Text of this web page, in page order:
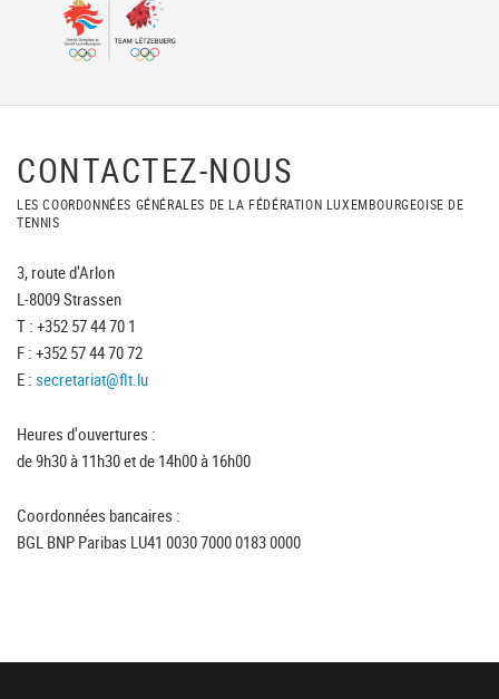
CONTACTEZ-NOUS
LES COORDONNÉES GÉNÉRALES DE LA FÉDÉRATION LUXEMBOURGEOISE DE
TENNIS
3, route d'Arlon
L-8009 Strassen
T : +352 57 44 70 1
F : +352 57 44 70 72
E : secretariat@flt.lu
Heures d'ouvertures :
de 9h30 à 11h30 et de 14h00 à 16h00
Coordonnées bancaires :
BGL BNP Paribas LU41 0030 7000 0183 0000